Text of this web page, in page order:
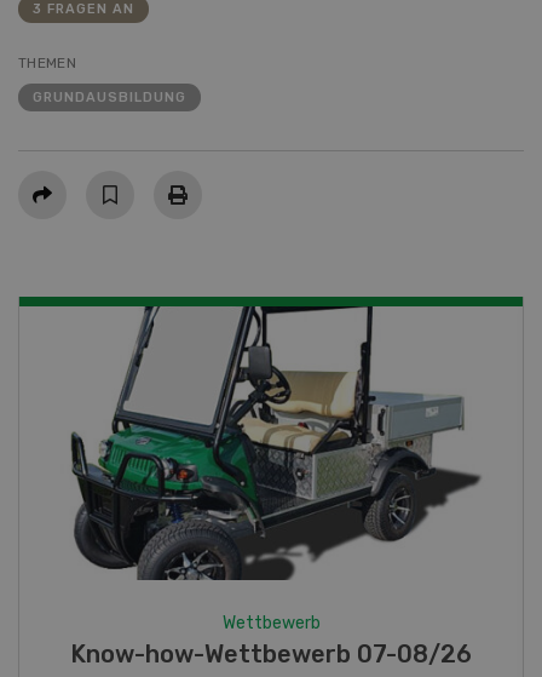
3 FRAGEN AN
THEMEN
GRUNDAUSBILDUNG
Teilen
Fotorätsel 07-08/26